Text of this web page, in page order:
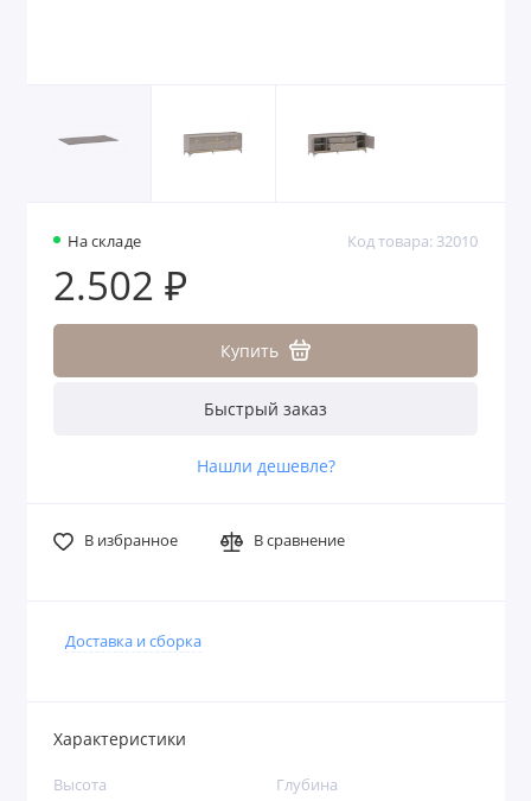
На складе Код товара: 32010
2.502 ₽
Купить
Быстрый заказ
Нашли дешевле?
В избранное В сравнение
Доставка и сборка
Характеристики
Высота Глубина